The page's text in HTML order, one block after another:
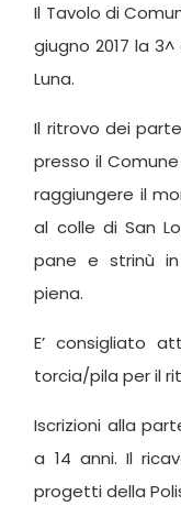
Il Tavolo di
giugno 2017 la
Luna.
Il ritrovo dei
presso il
raggiungere il
al colle di San
pane e strinù
piena.
E’ consigliato
torcia/pila per il
Iscrizioni alla
a 14 anni. Il
progetti della